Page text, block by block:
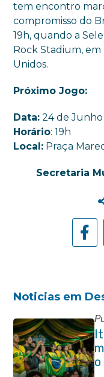
tem encontro
compromisso do
19h, quando a
Rock Stadium, em
Unidos.
Próximo Jogo:
Data: 24 de Junho
Horário: 19h
Local: Praça
Secretaria
Noticias em
o